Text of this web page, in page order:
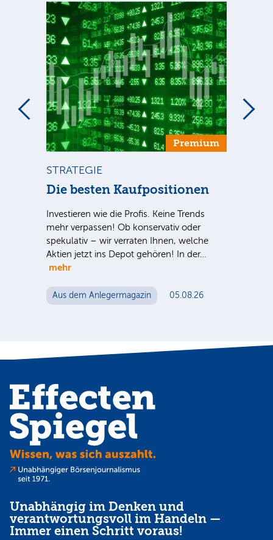
Premium
STRATEGIE
Die besten Kaufpositionen
Investieren wie die Profis. Keine Trends
mehr verpassen! Ob konservativ oder
spekulativ – wir verraten Ihnen, welche
Aktien jetzt ins Depot gehören! In der…
mehr
Aus dem Anlegermagazin 05.08.26
Unabhängig im Denken und
verantwortungsvoll im Handeln —
Immer einen Schritt voraus!